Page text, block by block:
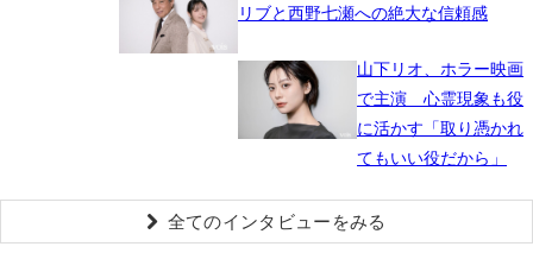
リブと西野七瀬への絶大な信頼感
山下リオ、ホラー映画
で主演 心霊現象も役
に活かす「取り憑かれ
てもいい役だから」
全てのインタビューをみる